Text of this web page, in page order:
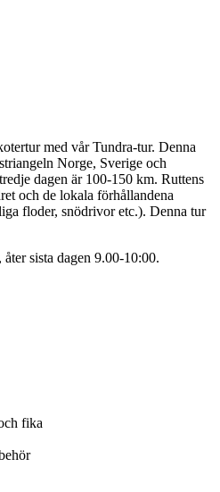
med vår Tundra-tur. Denna
Norge, Sverige och
dagen är 100-150 km. Ruttens
och de lokala förhållandena
floder, snödrivor etc.). Denna tur
sista dagen 9.00-10:00.
fika